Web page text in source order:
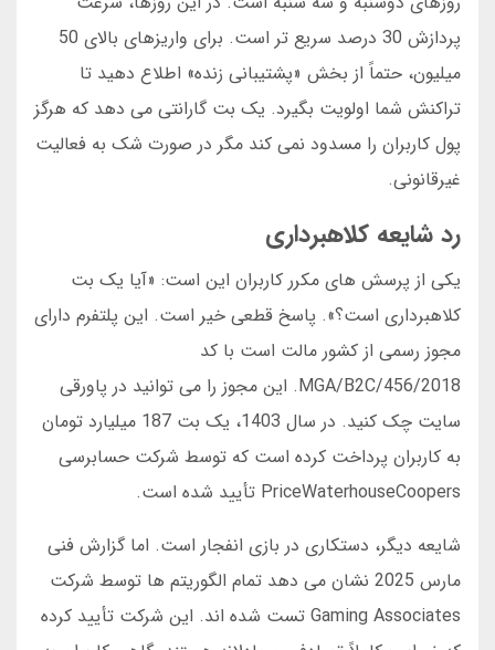
پردازش 30 درصد سریع تر است. برای واریزهای بالای 50
میلیون، حتماً از بخش «پشتیبانی زنده» اطلاع دهید تا
تراکنش شما اولویت بگیرد. یک بت گارانتی می دهد که هرگز
پول کاربران را مسدود نمی کند مگر در صورت شک به فعالیت
غیرقانونی.
رد شایعه کلاهبرداری
یکی از پرسش های مکرر کاربران این است: «آیا یک بت
کلاهبرداری است؟». پاسخ قطعی خیر است. این پلتفرم دارای
مجوز رسمی از کشور مالت است با کد
MGA/B2C/456/2018. این مجوز را می توانید در پاورقی
سایت چک کنید. در سال 1403، یک بت 187 میلیارد تومان
به کاربران پرداخت کرده است که توسط شرکت حسابرسی
PriceWaterhouseCoopers تأیید شده است.
شایعه دیگر، دستکاری در بازی انفجار است. اما گزارش فنی
مارس 2025 نشان می دهد تمام الگوریتم ها توسط شرکت
Gaming Associates تست شده اند. این شرکت تأیید کرده